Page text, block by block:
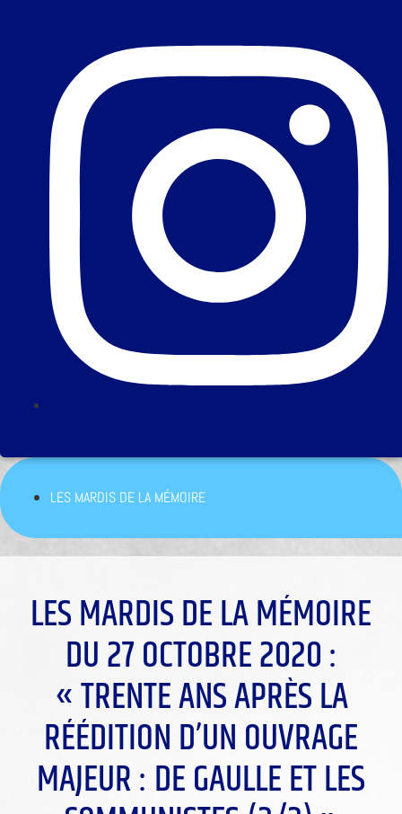
LES MARDIS DE LA MÉMOIRE
LES MARDIS DE LA MÉMOIRE
DU 27 OCTOBRE 2020 :
« TRENTE ANS APRÈS LA
RÉÉDITION D’UN OUVRAGE
MAJEUR : DE GAULLE ET LES